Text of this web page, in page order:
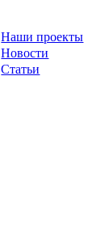
Наши проекты
Новости
Статьи